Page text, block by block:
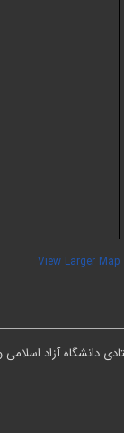
View Larger Map